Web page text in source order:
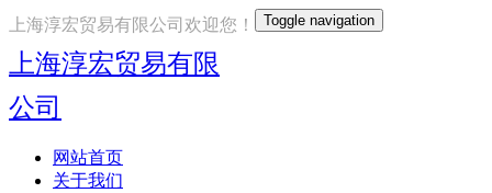
上海淳宏贸易有限公司欢迎您！ Toggle navigation
上海淳宏贸易有限
公司
网站首页
关于我们